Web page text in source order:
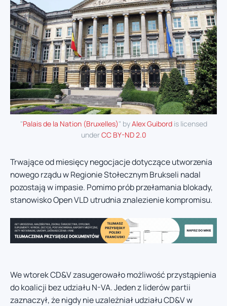
"Palais de la Nation (Bruxelles)" byAlex Guibordis licensed
underCC BY-ND 2.0
Trwające od miesięcy negocjacje dotyczące utworzenia
nowego rządu w Regionie Stołecznym Brukseli nadal
pozostają w impasie. Pomimo prób przełamania blokady,
stanowisko Open VLD utrudnia znalezienie kompromisu.
We wtorek CD&V zasugerowało możliwość przystąpienia
do koalicji bez udziału N-VA. Jeden z liderów partii
zaznaczył, że nigdy nie uzależniał udziału CD&V w